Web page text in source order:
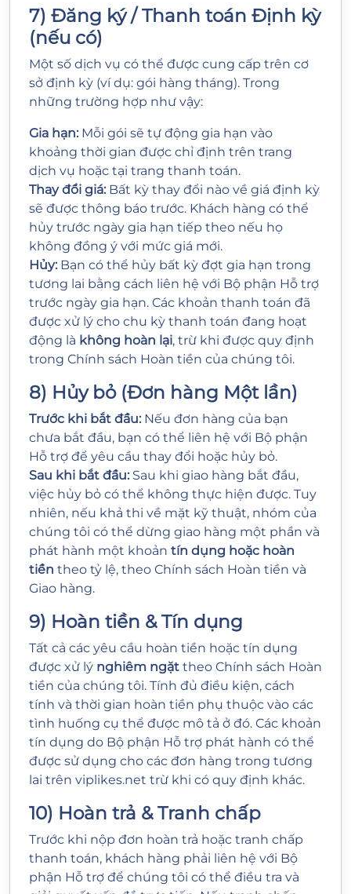
7) Đăng ký / Thanh toán Định kỳ
(nếu có)
Một số dịch vụ có thể được cung cấp trên cơ
sở định kỳ (ví dụ: gói hàng tháng). Trong
những trường hợp như vậy:
Gia hạn: Mỗi gói sẽ tự động gia hạn vào
khoảng thời gian được chỉ định trên trang
dịch vụ hoặc tại trang thanh toán.
Thay đổi giá: Bất kỳ thay đổi nào về giá định kỳ
sẽ được thông báo trước. Khách hàng có thể
hủy trước ngày gia hạn tiếp theo nếu họ
không đồng ý với mức giá mới.
Hủy: Bạn có thể hủy bất kỳ đợt gia hạn trong
tương lai bằng cách liên hệ với Bộ phận Hỗ trợ
trước ngày gia hạn. Các khoản thanh toán đã
được xử lý cho chu kỳ thanh toán đang hoạt
động là không hoàn lại, trừ khi được quy định
trong Chính sách Hoàn tiền của chúng tôi.
8) Hủy bỏ (Đơn hàng Một lần)
Trước khi bắt đầu: Nếu đơn hàng của bạn
chưa bắt đầu, bạn có thể liên hệ với Bộ phận
Hỗ trợ để yêu cầu thay đổi hoặc hủy bỏ.
Sau khi bắt đầu: Sau khi giao hàng bắt đầu,
việc hủy bỏ có thể không thực hiện được. Tuy
nhiên, nếu khả thi về mặt kỹ thuật, nhóm của
chúng tôi có thể dừng giao hàng một phần và
phát hành một khoản tín dụng hoặc hoàn
tiền theo tỷ lệ, theo Chính sách Hoàn tiền và
Giao hàng.
9) Hoàn tiền & Tín dụng
Tất cả các yêu cầu hoàn tiền hoặc tín dụng
được xử lý nghiêm ngặt theo Chính sách Hoàn
tiền của chúng tôi. Tính đủ điều kiện, cách
tính và thời gian hoàn tiền phụ thuộc vào các
tình huống cụ thể được mô tả ở đó. Các khoản
tín dụng do Bộ phận Hỗ trợ phát hành có thể
được sử dụng cho các đơn hàng trong tương
lai trên viplikes.net trừ khi có quy định khác.
10) Hoàn trả & Tranh chấp
Trước khi nộp đơn hoàn trả hoặc tranh chấp
thanh toán, khách hàng phải liên hệ với Bộ
phận Hỗ trợ để chúng tôi có thể điều tra và